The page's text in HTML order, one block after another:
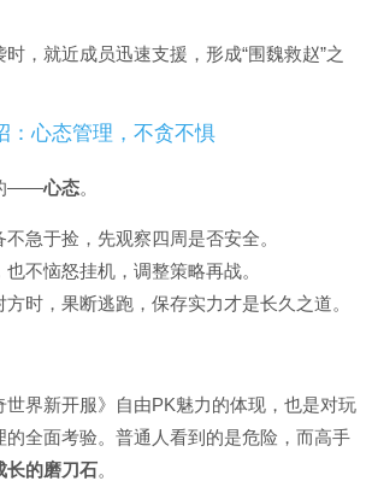
时，就近成员迅速支援，形成“围魏救赵”之
：心态管理，不贪不惧
——心态。
不急于捡，先观察四周是否安全。
也不恼怒挂机，调整策略再战。
方时，果断逃跑，保存实力才是长久之道。
世界新开服》自由PK魅力的体现，也是对玩
的全面考验。普通人看到的是危险，而高手
长的磨刀石。